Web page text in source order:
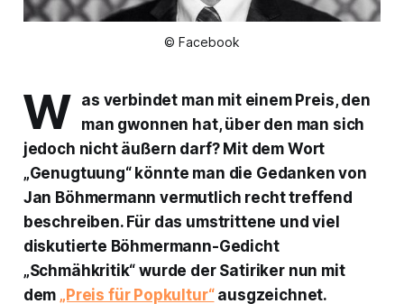
© Facebook
W as verbindet man mit einem Preis, den
man gwonnen hat, über den man sich
jedoch nicht äußern darf? Mit dem Wort
„Genugtuung“ könnte man die Gedanken von
Jan Böhmermann vermutlich recht treffend
beschreiben. Für das umstrittene und viel
diskutierte Böhmermann-Gedicht
„Schmähkritik“ wurde der Satiriker nun mit
dem „Preis für Popkultur“ausgzeichnet.